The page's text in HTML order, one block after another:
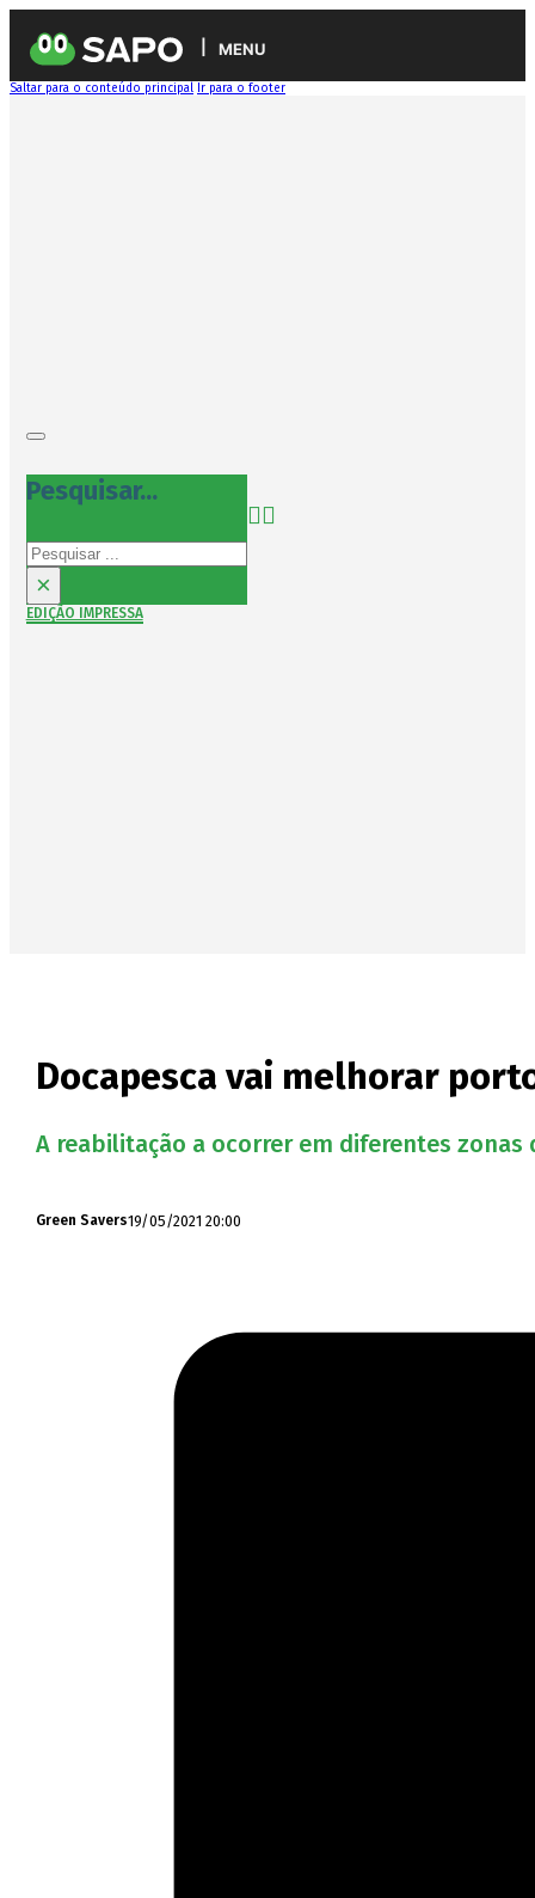
MENU
Saltar para o conteúdo principal Ir para o footer
Pesquisar...
Pesquisar
×
EDIÇÃO IMPRESSA
Docapesca vai melhorar
A reabilitação a ocorrer em diferentes
Green Savers19/05/2021 20:00